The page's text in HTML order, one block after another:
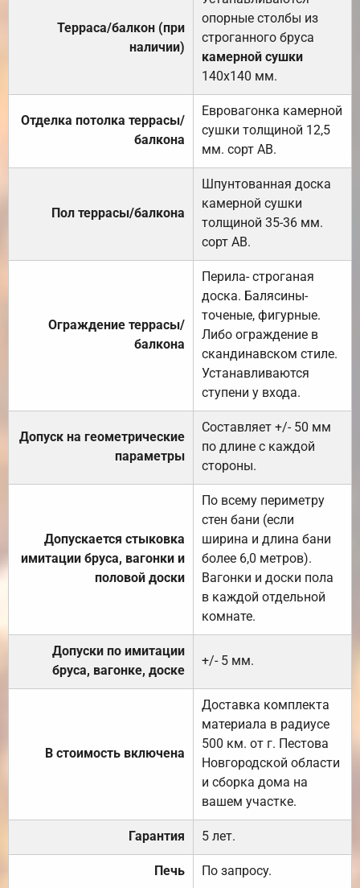
Терраса/балкон (при
наличии)
опорные столбы из
строганного бруса
камерной сушки
140х140 мм.
Отделка потолка террасы/
балкона
Евровагонка камерной
сушки толщиной 12,5
мм. сорт АВ.
Пол террасы/балкона
Шпунтованная доска
камерной сушки
толщиной 35-36 мм.
сорт АВ.
Ограждение террасы/
балкона
Перила- строганая
доска. Балясины-
точеные, фигурные.
Либо ограждение в
скандинавском стиле.
Устанавливаются
ступени у входа.
Допуск на геометрические
параметры
Составляет +/- 50 мм
по длине с каждой
стороны.
Допускается стыковка
имитации бруса, вагонки и
половой доски
По всему периметру
стен бани (если
ширина и длина бани
более 6,0 метров).
Вагонки и доски пола
в каждой отдельной
комнате.
Допуски по имитации
бруса, вагонке, доске
+/- 5 мм.
В стоимость включена
Доставка комплекта
материала в радиусе
500 км. от г. Пестова
Новгородской области
и сборка дома на
вашем участке.
Гарантия 5 лет.
Печь По запросу.